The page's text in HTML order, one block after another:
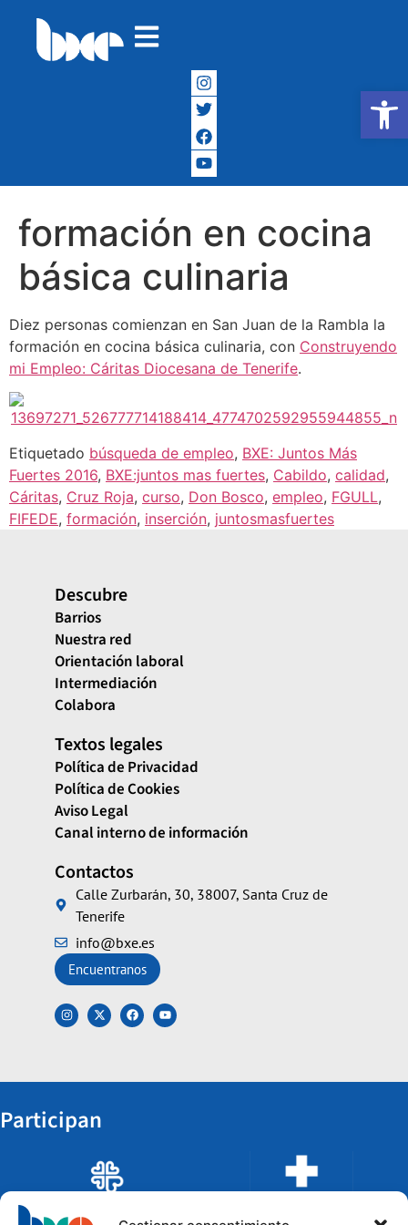
Abrir
formación en cocina
básica culinaria
Diez personas comienzan en San Juan de la Rambla la
formación en cocina básica culinaria, con Construyendo
mi Empleo: Cáritas Diocesana de Tenerife.
Etiquetado búsqueda de empleo, BXE: Juntos Más
Fuertes 2016, BXE:juntos mas fuertes, Cabildo, calidad,
Cáritas, Cruz Roja, curso, Don Bosco, empleo, FGULL,
FIFEDE, formación, inserción, juntosmasfuertes
Descubre
Barrios
Nuestra red
Orientación laboral
Intermediación
Colabora
Textos legales
Política de Privacidad
Política de Cookies
Aviso Legal
Canal interno de información
Contactos
Calle Zurbarán, 30, 38007, Santa Cruz de
Tenerife
info@bxe.es
Encuentranos
Participan